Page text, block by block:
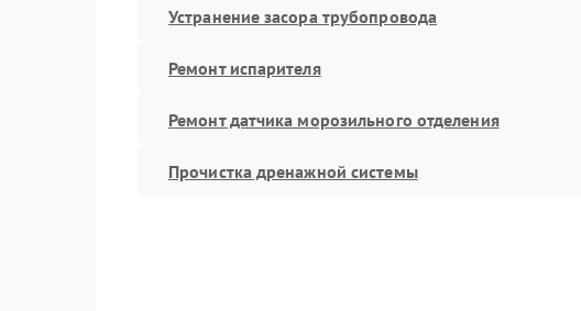
Устранение засора трубопровода
Ремонт испарителя
Ремонт датчика морозильного отделения
Прочистка дренажной системы